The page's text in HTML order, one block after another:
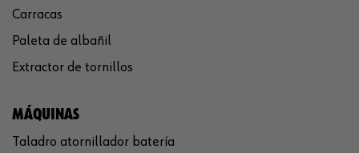
Carracas
Paleta de albañil
Extractor de tornillos
MÁQUINAS
Taladro atornillador batería